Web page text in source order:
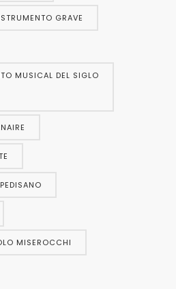
GRAVE
MUSICAL DEL SIGLO
MISEROCCHI